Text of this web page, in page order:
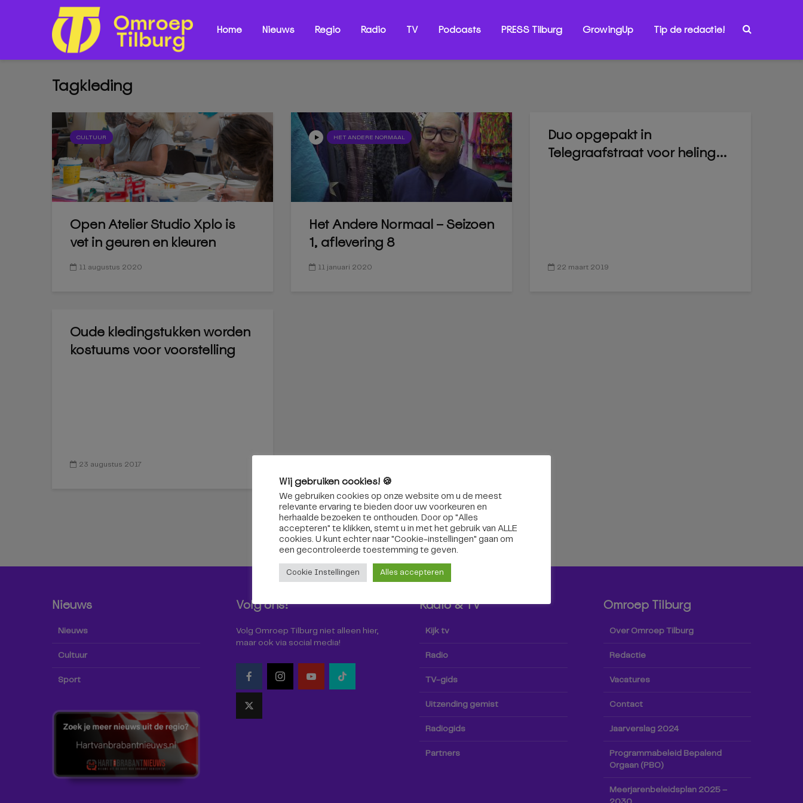
Home Nieuws Regio Radio TV Podcasts PRESS Tilburg GrowingUp Tip de redactie!
Tagkleding
CULTUUR
Open Atelier Studio Xplo is
vet in geuren en kleuren
11 augustus 2020
HET ANDERE NORMAAL
Het Andere Normaal – Seizoen
1, aflevering 8
11 januari 2020
Duo opgepakt in
Telegraafstraat voor heling...
22 maart 2019
Oude kledingstukken worden
kostuums voor voorstelling
23 augustus 2017
Nieuws
Nieuws
Cultuur
Sport
Volg ons!
Volg Omroep Tilburg niet alleen hier,
maar ook via social media!
Radio & TV
Kijk tv
Radio
TV-gids
Uitzending gemist
Radiogids
Partners
Omroep Tilburg
Over Omroep Tilburg
Redactie
Vacatures
Contact
Jaarverslag 2024
Programmabeleid Bepalend
Orgaan (PBO)
Meerjarenbeleidsplan 2025 –
Wij gebruiken cookies! 🍪
We gebruiken cookies op onze website om u de meest
relevante ervaring te bieden door uw voorkeuren en
herhaalde bezoeken te onthouden. Door op "Alles
accepteren" te klikken, stemt u in met het gebruik van ALLE
cookies. U kunt echter naar "Cookie-instellingen" gaan om
een ​​gecontroleerde toestemming te geven.
Cookie Instellingen Alles accepteren